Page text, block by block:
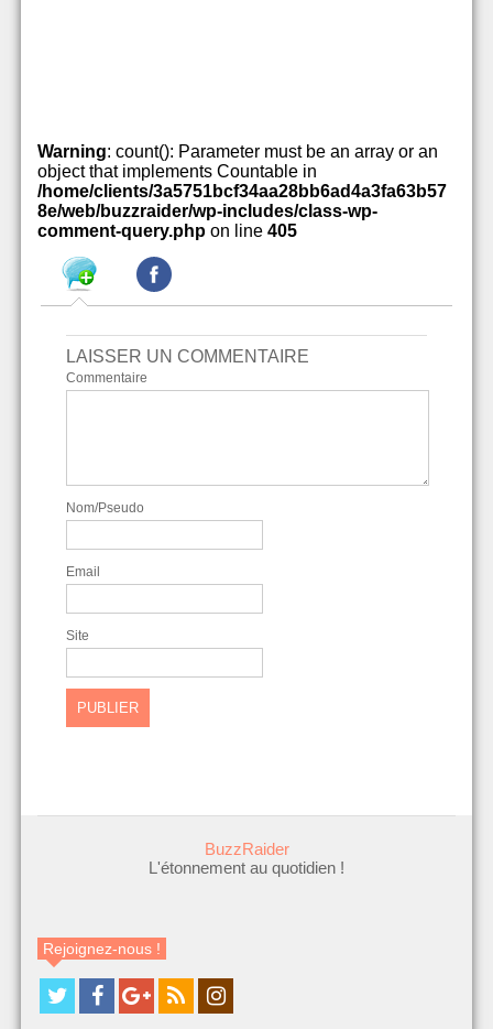
Warning: count(): Parameter must be an array or an
object that implements Countable in
/home/clients/3a5751bcf34aa28bb6ad4a3fa63b57
8e/web/buzzraider/wp-includes/class-wp-
comment-query.php on line 405
LAISSER UN COMMENTAIRE
Commentaire
Nom/Pseudo
Email
Site
BuzzRaider
L'étonnement au quotidien !
Rejoignez-nous !